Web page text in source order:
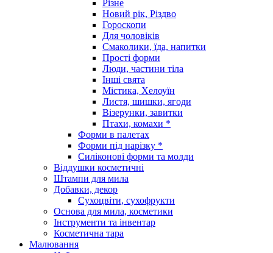
Різне
Новий рік, Різдво
Гороскопи
Для чоловіків
Смаколики, їда, напитки
Прості форми
Люди, частини тіла
Інші свята
Містика, Хелоуїн
Листя, шишки, ягоди
Візерунки, завитки
Птахи, комахи *
Форми в палетах
Форми під нарізку *
Силіконові форми та молди
Віддушки косметичні
Штампи для мила
Добавки, декор
Сухоцвіти, сухофрукти
Основа для мила, косметики
Інструменти та інвентар
Косметична тара
Малювання